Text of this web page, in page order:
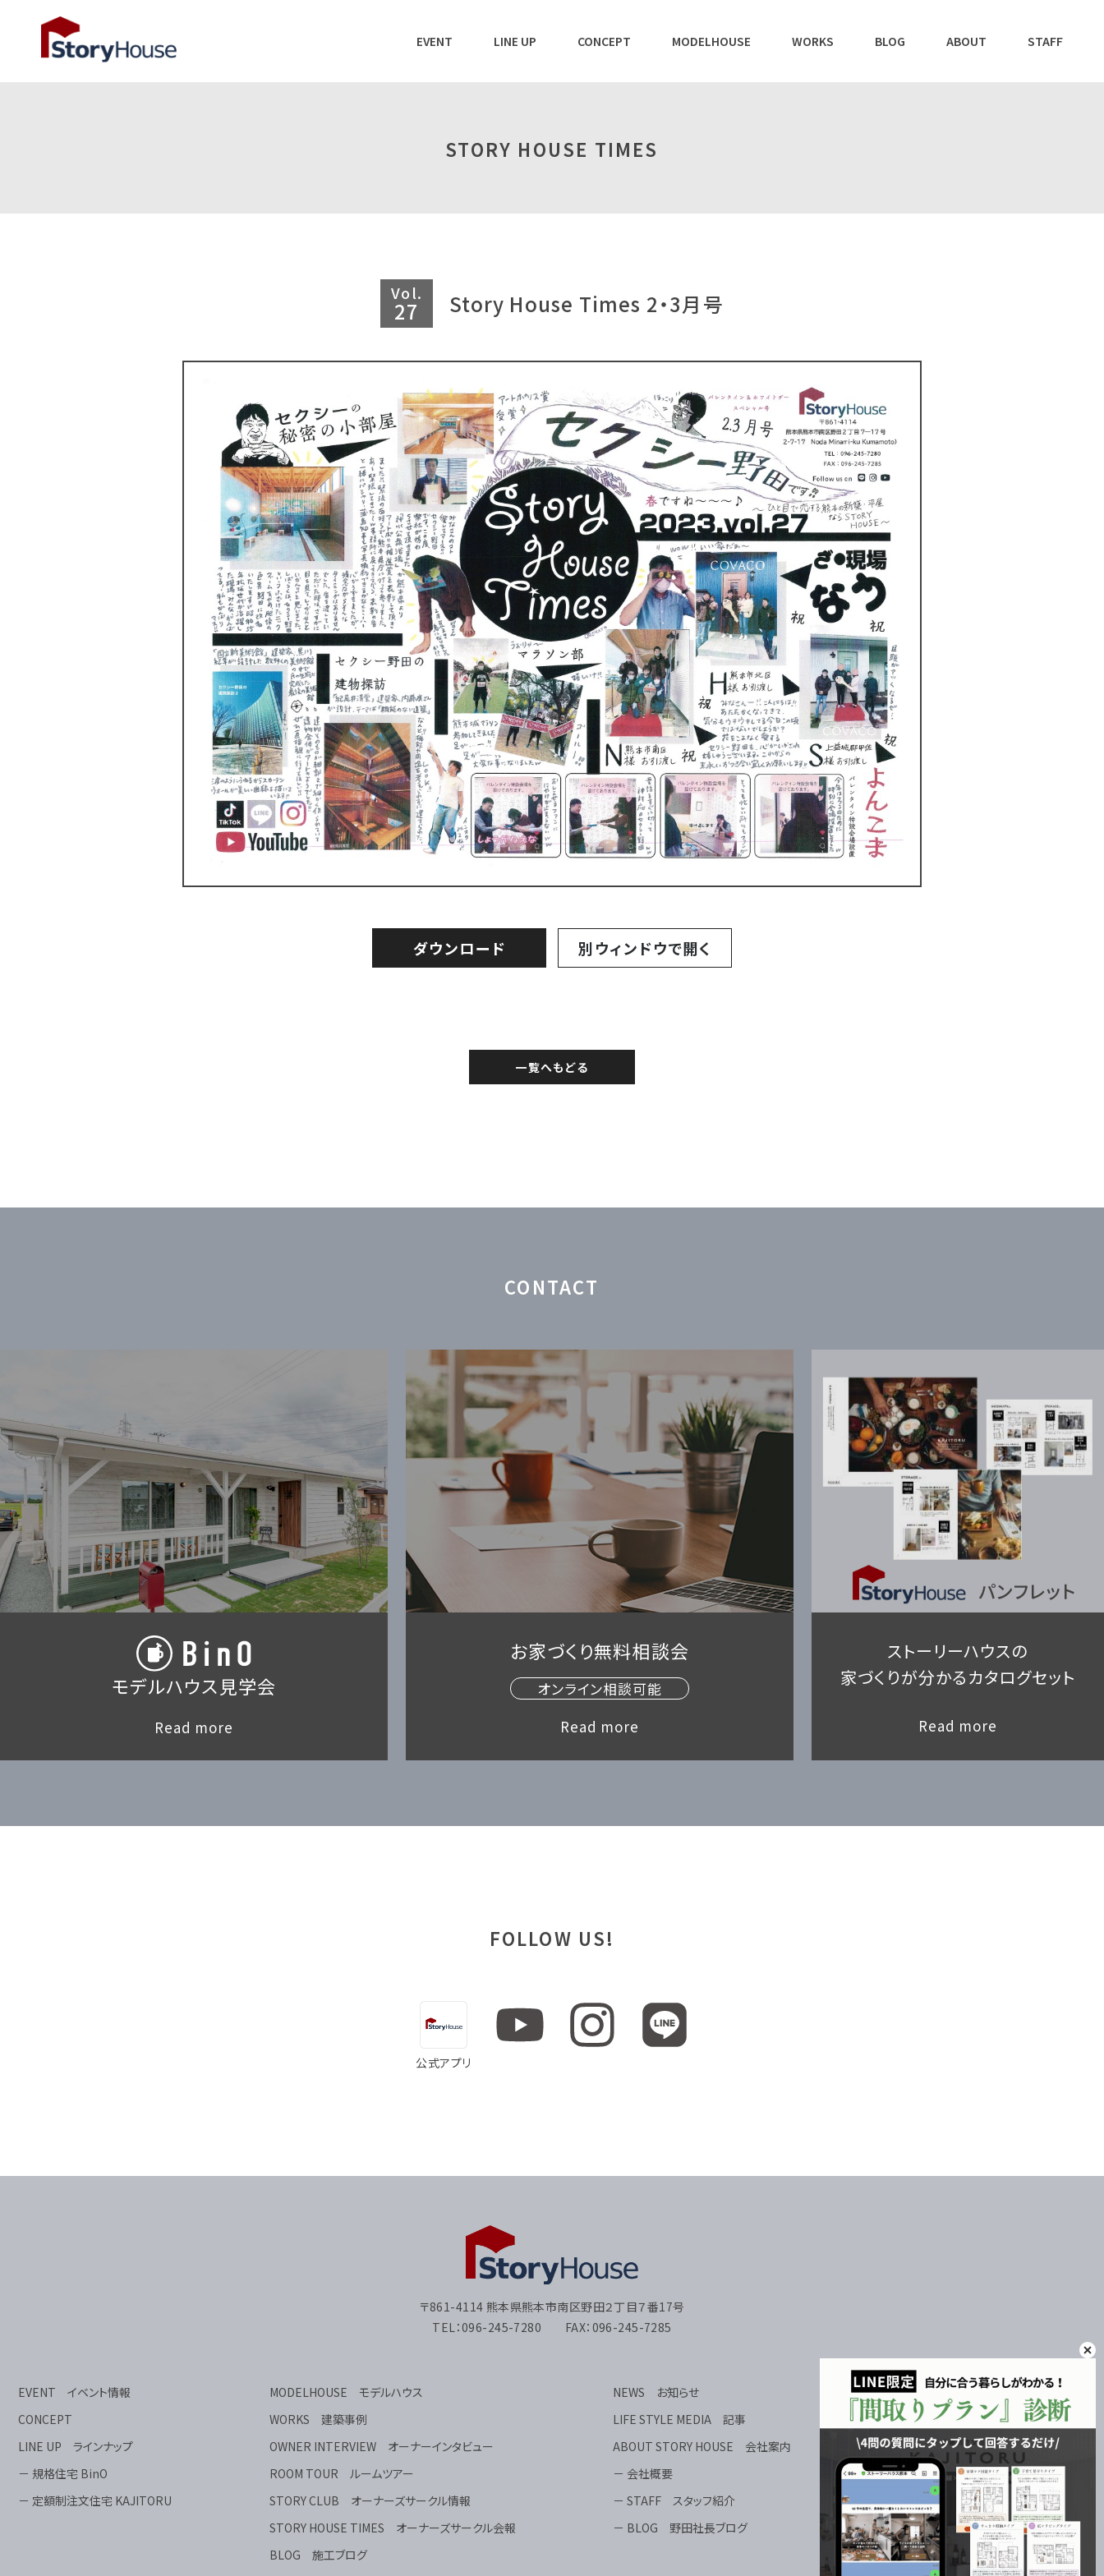
EVENT LINE UP CONCEPT MODELHOUSE WORKS BLOG ABOUT STAFF
STORY HOUSE TIMES
Vol.
27 Story House Times 2・3月号
ダウンロード 別ウィンドウで開く
一覧へもどる
CONTACT
モデルハウス見学会
Read more
お家づくり無料相談会
オンライン相談可能
Read more
ストーリーハウスの
家づくりが分かるカタログセット
Read more
FOLLOW US!
公式アプリ
〒861-4114 熊本県熊本市南区野田２丁目７番17号
TEL：096-245-7280 FAX：096-245-7285
EVENT イベント情報
CONCEPT
LINE UP ラインナップ
－ 規格住宅 BinO
－ 定額制注文住宅 KAJITORU
MODELHOUSE モデルハウス
WORKS 建築事例
OWNER INTERVIEW オーナーインタビュー
ROOM TOUR ルームツアー
STORY CLUB オーナーズサークル情報
STORY HOUSE TIMES オーナーズサークル会報
BLOG 施工ブログ
NEWS お知らせ
LIFE STYLE MEDIA 記事
ABOUT STORY HOUSE 会社案内
－ 会社概要
－ STAFF スタッフ紹介
－ BLOG 野田社長ブログ
OFFICAL INSTAGRAM インスタグラム
CONTACT
－ モデルハウス見学会
－ お家づくり無料相談会
－ 資料請求
サイトマップ
プライバシーポリシー